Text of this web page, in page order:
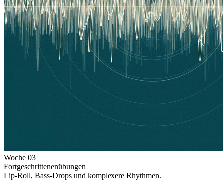
Woche 03
Fortgeschrittenenübungen
Lip-Roll, Bass-Drops und komplexere Rhythmen.